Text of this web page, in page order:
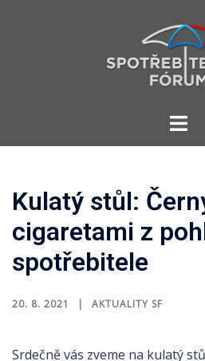
Toggle
Kulatý stůl:
cigaretami z
spotřebitele
20. 8. 2021 AKTUALITY SF
Srdečně vás zveme na kulatý